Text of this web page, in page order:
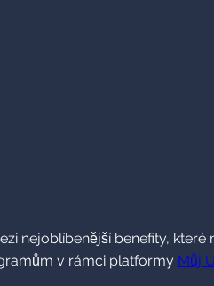
nejoblíbenější benefity,
v rámci platformy Můj